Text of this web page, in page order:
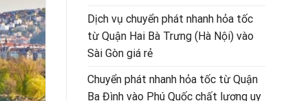
Dịch vụ chuyển phát nhanh hỏa tốc
từ Quận Hai Bà Trưng (Hà Nội) vào
Sài Gòn giá rẻ
Chuyển phát nhanh hỏa tốc từ Quận
Ba Đình vào Phú Quốc chất lượng uy